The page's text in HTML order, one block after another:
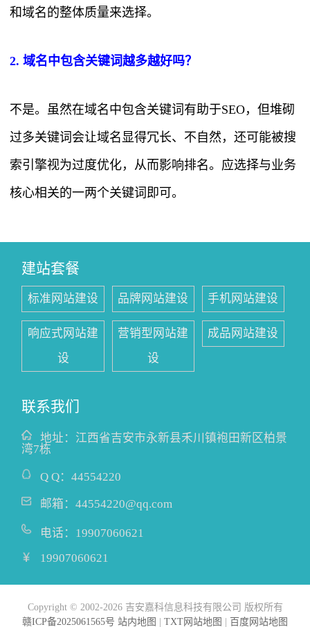
和域名的整体质量来选择。
2. 域名中包含关键词越多越好吗？
不是。虽然在域名中包含关键词有助于SEO，但堆砌
过多关键词会让域名显得冗长、不自然，还可能被搜
索引擎视为过度优化，从而影响排名。应选择与业务
核心相关的一两个关键词即可。
建站套餐
标准网站建设 品牌网站建设 手机网站建设
响应式网站建
设
营销型网站建
设
成品网站建设
联系我们
地址： 江西省吉安市永新县禾川镇袍田新区柏景
湾7栋
Q Q： 44554220
邮箱： 44554220@qq.com
电话： 19907060621
19907060621
Copyright © 2002-2026 吉安嘉科信息科技有限公司 版权所有
赣ICP备2025061565号 站内地图 TXT网站地图 百度网站地图